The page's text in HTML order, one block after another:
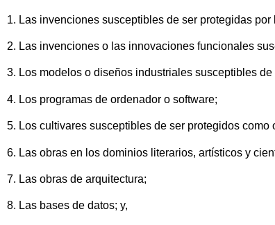
1. Las invenciones susceptibles de ser protegidas
2. Las invenciones o las innovaciones funcionales
3. Los modelos o diseños industriales susceptibles
4. Los programas de ordenador o software;
5. Los cultivares susceptibles de ser protegidos como
6. Las obras en los dominios literarios, artísticos y
7. Las obras de arquitectura;
8. Las bases de datos; y,